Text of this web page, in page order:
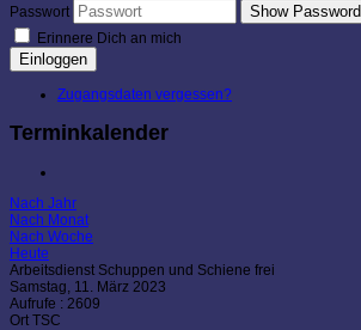
Passwort
Show Password
Erinnere Dich an mich
Einloggen
Zugangsdaten vergessen?
Terminkalender
Nach Jahr
Nach Monat
Nach Woche
Heute
Arbeitsdienst Schuppen und Schiene frei
Samstag, 11. März 2023
Aufrufe : 2609
Ort TSC